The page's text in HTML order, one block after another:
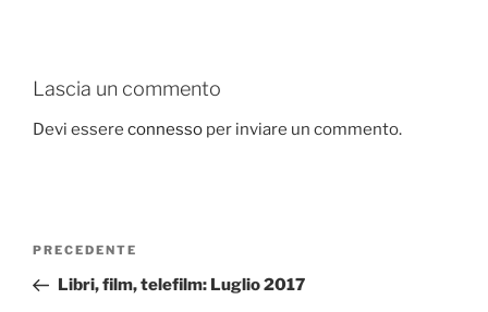
Lascia un commento
Devi essere connesso per inviare un commento.
Navigazione
Articolo
precedente:
PRECEDENTE
Libri, film, telefilm: Luglio 2017